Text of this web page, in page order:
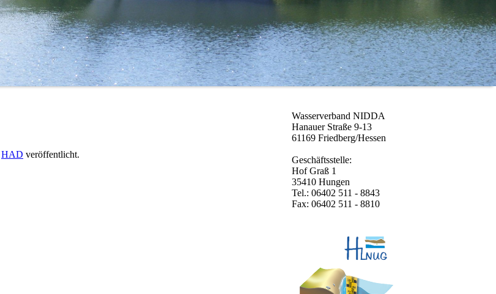
HAD veröffentlicht.
Wasserverband NIDDA
Hanauer Straße 9-13
61169 Friedberg/Hessen
Geschäftsstelle:
Hof Graß 1
35410 Hungen
Tel.: 06402 511 - 8843
Fax: 06402 511 - 8810